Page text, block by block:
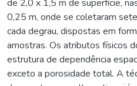
de 2,0 x 1,5 m de superfície,
0,25 m, onde se coletaram
cada degrau, dispostas em
amostras. Os atributos físicos
estrutura de dependência
exceto a porosidade total. A